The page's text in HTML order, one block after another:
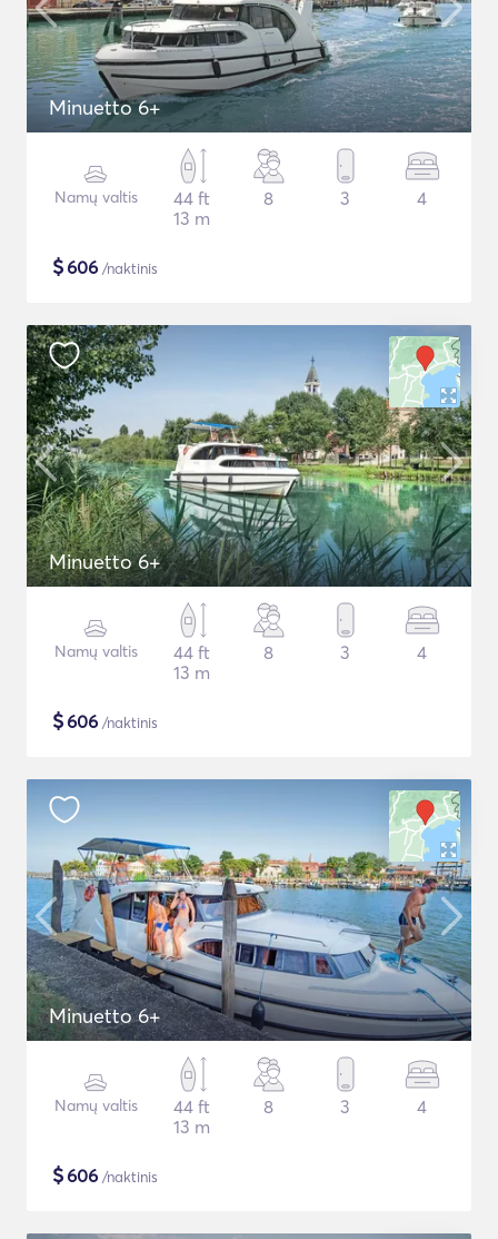
Minuetto 6+
Namų valtis
44 ft
13 m
8 3 4
$606 /naktinis
Minuetto 6+
Namų valtis
44 ft
13 m
8 3 4
$606 /naktinis
Minuetto 6+
Namų valtis
44 ft
13 m
8 3 4
$606 /naktinis